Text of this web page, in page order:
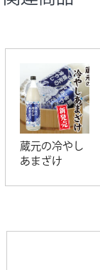
蔵元の冷やし
あまざけ